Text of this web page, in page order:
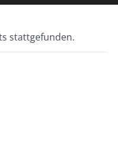
stattgefunden.